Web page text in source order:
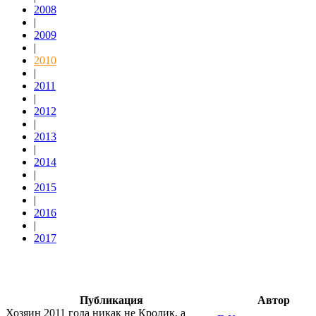
2008
|
2009
|
2010
|
2011
|
2012
|
2013
|
2014
|
2015
|
2016
|
2017
Публикация Автор
Хозяин 2011 года никак не Кролик, а